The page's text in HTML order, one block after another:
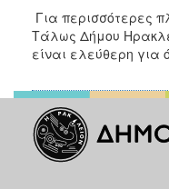
Για περισσότερες
Τάλως Δήμου
είναι ελεύθερη για